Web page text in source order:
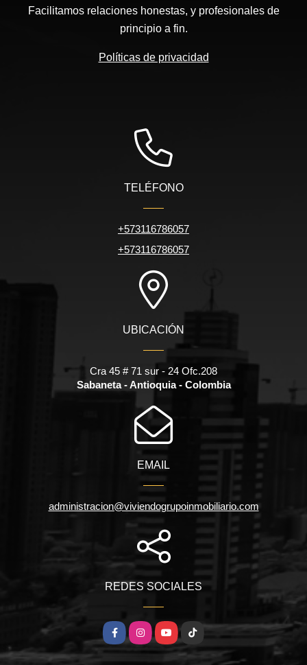
Facilitamos relaciones honestas, y profesionales de
principio a fin.
Políticas de privacidad
TELÉFONO
+573116786057
+573116786057
UBICACIÓN
Cra 45 # 71 sur - 24 Ofc.208
Sabaneta - Antioquia - Colombia
EMAIL
administracion@viviendogrupoinmobiliario.com
REDES SOCIALES
FacebookInstagramYouTubeTikTok